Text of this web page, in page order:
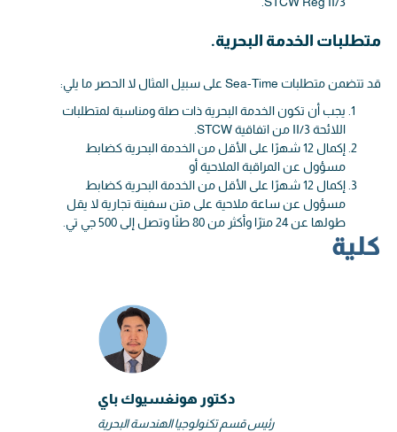
متطلبات الخدمة البحرية.
قد تتضمن متطلبات Sea-Time على سبيل المثال لا الحصر ما يلي:
يجب أن تكون الخدمة البحرية ذات صلة ومناسبة لمتطلبات
اللائحة II/3 من اتفاقية STCW.
إكمال 12 شهرًا على الأقل من الخدمة البحرية كضابط
مسؤول عن المراقبة الملاحية أو
إكمال 12 شهرًا على الأقل من الخدمة البحرية كضابط
مسؤول عن ساعة ملاحية على متن سفينة تجارية لا يقل
طولها عن 24 مترًا وأكثر من 80 طنًا وتصل إلى 500 جي تي.
كلية
دكتور هونغسيوك باي
رئيس قسم تكنولوجيا الهندسة البحرية